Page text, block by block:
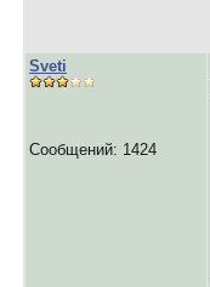
Sveti
Сообщений: 1424